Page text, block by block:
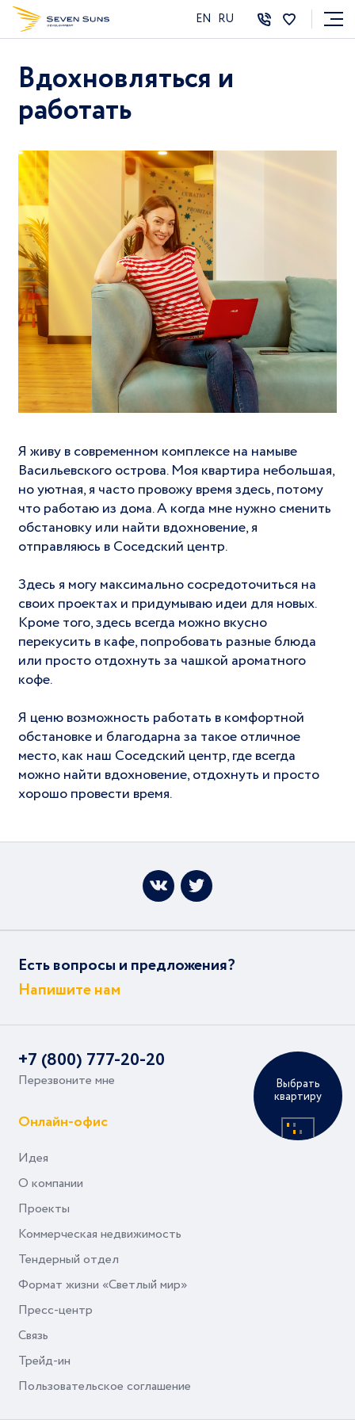
EN RU
Выбрать
квартиру
Вдохновляться и
работать
Я живу в современном комплексе на намыве
Васильевского острова. Моя квартира небольшая,
но уютная, я часто провожу время здесь, потому
что работаю из дома. А когда мне нужно сменить
обстановку или найти вдохновение, я
отправляюсь в Соседский центр.
Здесь я могу максимально сосредоточиться на
своих проектах и придумываю идеи для новых.
Кроме того, здесь всегда можно вкусно
перекусить в кафе, попробовать разные блюда
или просто отдохнуть за чашкой ароматного
кофе.
Я ценю возможность работать в комфортной
обстановке и благодарна за такое отличное
место, как наш Соседский центр, где всегда
можно найти вдохновение, отдохнуть и просто
хорошо провести время.
Есть вопросы и предложения?
Напишите нам
+7 (800) 777-20-20
Перезвоните мне
Онлайн-офис
Идея
О компании
Проекты
Коммерческая недвижимость
Тендерный отдел
Формат жизни «Светлый мир»
Пресс-центр
Связь
Трейд-ин
Пользовательское соглашение